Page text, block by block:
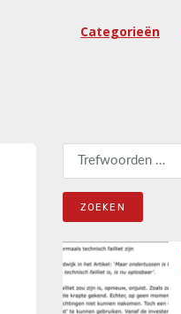
Categorieën
Zoeken naar: